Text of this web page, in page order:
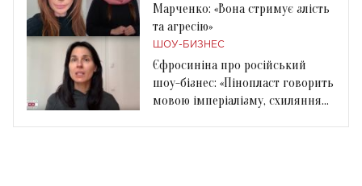
Марченко: «Вона стримує злість
та агресію»
ШОУ-БИЗНЕС
Єфросиніна про російський
шоу-бізнес: «Пінопласт говорить
мовою імперіалізму, схиляння